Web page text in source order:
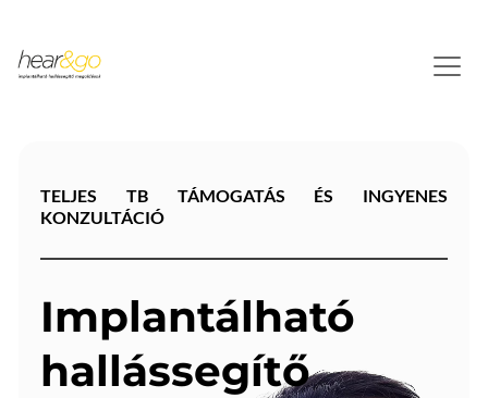
TELJES TB TÁMOGATÁS ÉS INGYENES
KONZULTÁCIÓ
Implantálható
hallássegítő